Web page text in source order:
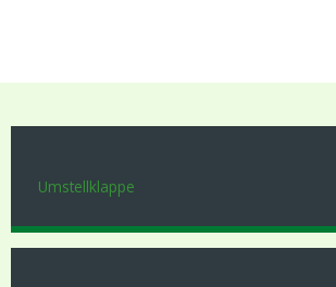
Umstellklappe